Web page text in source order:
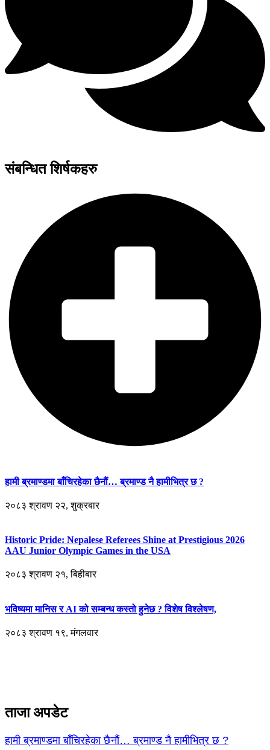
संबन्धित शिर्षकहरु
हामी ब्रमाण्डमा बाँचिरहेका छैनौं… ब्रमाण्ड नै हामीभित्र छ ?
२०८३ श्रावण २२, शुक्रबार
Historic Pride: Nepalese Referees Shine at Prestigious 2026
AAU Junior Olympic Games in the USA
२०८३ श्रावण २१, बिहीबार
भविष्यमा मानिस र AI को सम्बन्ध कस्तो हुनेछ ? विशेष विश्लेषण,
२०८३ श्रावण १९, मंगलवार
ताजा अपडेट
हामी ब्रमाण्डमा बाँचिरहेका छैनौं… ब्रमाण्ड नै हामीभित्र छ ?